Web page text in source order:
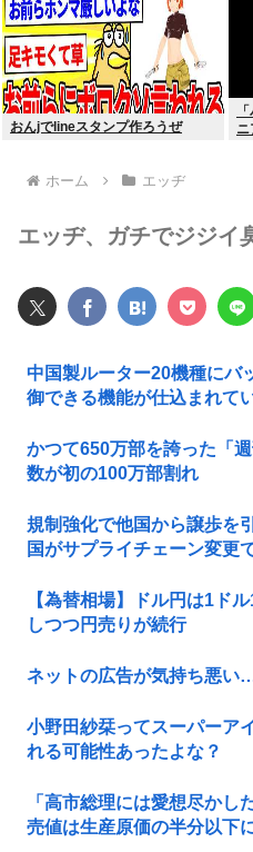
おんjでlineスタンプ作ろうぜ
ホーム エッヂ
エッヂ、ガチでジジイ
中国製ルーター20機種に
御できる機能が仕込まれて
かつて650万部を誇った「
数が初の100万部割れ
規制強化で他国から譲歩を
国がサプライチェーン変
【為替相場】ドル円は1ド
しつつ円売りが続行
ネットの広告が気持ち悪
小野田紗栞ってスーパーア
れる可能性あったよな？
「高市総理には愛想尽か
売値は生産原価の半分以下